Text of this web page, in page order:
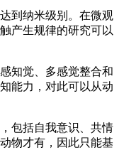
到纳米级别。在微观
产生规律的研究可以
知觉、多感觉整合和
能力，对此可以从动
包括自我意识、共情
物才有，因此只能基